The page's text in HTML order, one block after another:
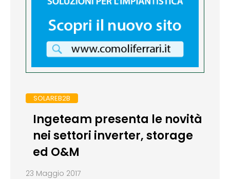
SOLAREB2B
Ingeteam presenta le novità
nei settori inverter, storage
ed O&M
23 Maggio 2017